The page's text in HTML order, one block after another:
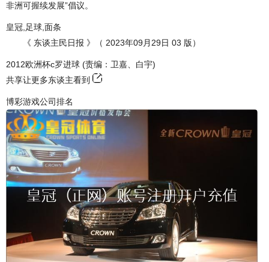
非洲可握续发展”倡议。
皇冠,足球,面条
《 东谈主民日报 》（ 2023年09月29日 03 版）
2012欧洲杯c罗进球 (责编：卫嘉、白宇)
共享让更多东谈主看到
博彩游戏公司排名